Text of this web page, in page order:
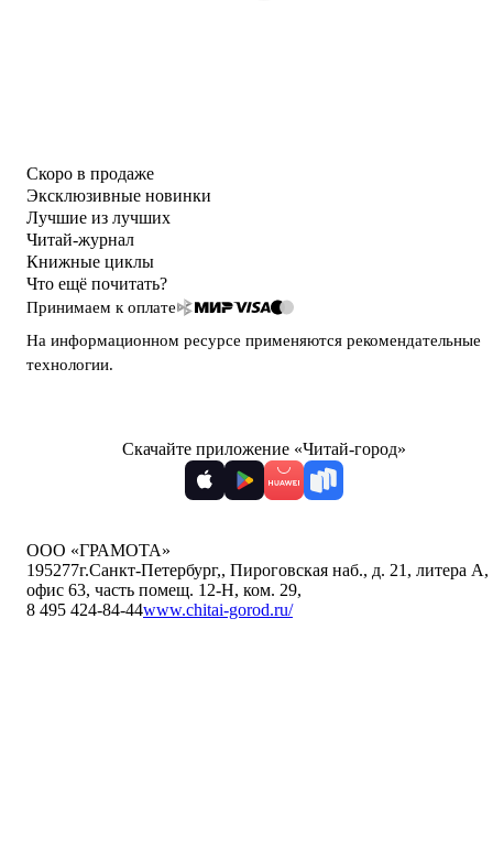
Скоро в продаже
Эксклюзивные новинки
Лучшие из лучших
Читай-журнал
Книжные циклы
Что ещё почитать?
Принимаем к оплате
На информационном ресурсе применяются рекомендательные
технологии.
Скачайте приложение «Читай-город»
ООО «ГРАМОТА»
195277г.Санкт-Петербург,, Пироговская наб., д. 21, литера А,
офис 63, часть помещ. 12-Н, ком. 29,
8 495 424-84-44www.chitai-gorod.ru/